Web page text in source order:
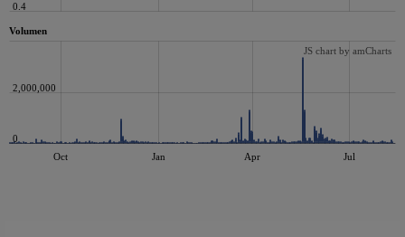
0.4
Volumen
Oct Jan Apr Jul
0
2,000,000
JS chart by amCharts